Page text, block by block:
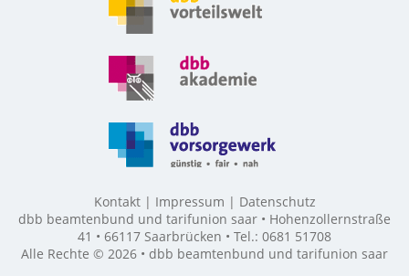
Kontakt Impressum
Datenschutz
dbb beamtenbund und tarifunion saar • Hohenzollernstraße
41 • 66117 Saarbrücken • Tel.: 0681 51708
Alle Rechte © 2026 • dbb beamtenbund und tarifunion saar